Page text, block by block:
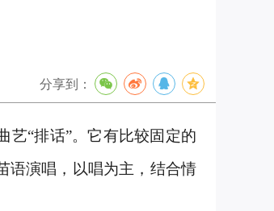
分享到：
艺“排话”。它有比较固定的
语演唱，以唱为主，结合情